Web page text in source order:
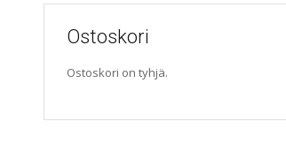
Ostoskori
Ostoskori on tyhjä.